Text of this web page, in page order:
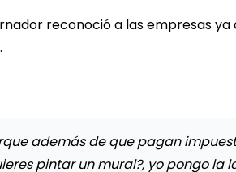
reconoció a las empresas ya
además de que pagan
pintar un mural?, yo pongo